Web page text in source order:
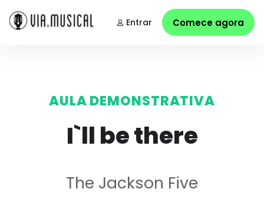
Entrar Comece agora
AULA DEMONSTRATIVA
I`ll be there
The Jackson Five